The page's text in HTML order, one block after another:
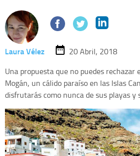
Laura Vélez
20 Abril, 2018
Una propuesta que no puedes rechazar
Mogán, un cálido paraíso en las Islas
disfrutarás como nunca de sus playas y